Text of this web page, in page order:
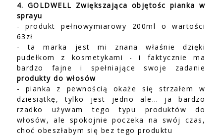
4. GOLDWELL Zwiększająca objętośc pianka w
sprayu
- produkt pełnowymiarowy 200ml o wartości
63zł
- ta marka jest mi znana właśnie dzięki
pudełkom z kosmetykami - i faktycznie ma
bardzo fajne i spełniające swoje zadanie
produkty do włosów
- pianka z pewnością okaże się strzałem w
dziesiątkę, tylko jest jedno ale… ja bardzo
rzadko używam tego typu produktów do
włosów, ale spokojnie poczeka na swój czas,
choć obeszłabym się bez tego produktu